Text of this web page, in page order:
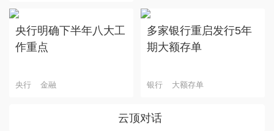
央行明确下半年八大工
作重点
央行 金融
多家银行重启发行5年
期大额存单
银行 大额存单
云顶对话